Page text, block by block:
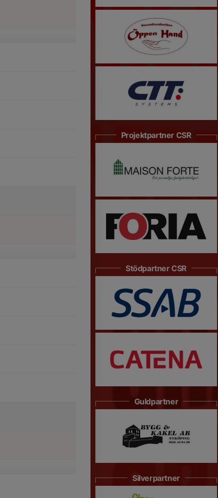
Projektpartner CSR
Stödpartner CSR
Guldpartner
Silverpartner